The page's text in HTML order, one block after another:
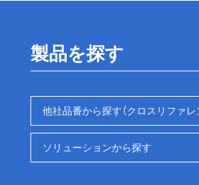
製品を探す
他社品番から探す（クロスリファレ
ソリューションから探す